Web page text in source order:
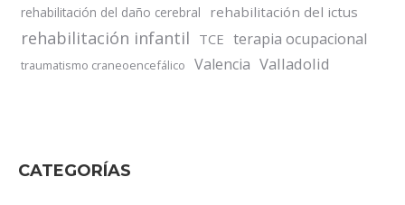
rehabilitación del daño cerebral rehabilitación del ictus
rehabilitación infantil TCE terapia ocupacional
traumatismo craneoencefálico Valencia Valladolid
CATEGORÍAS